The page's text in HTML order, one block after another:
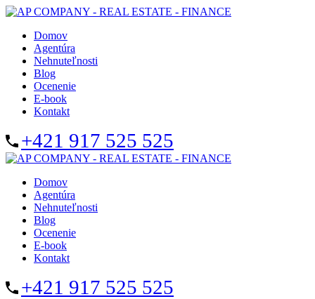
Domov
Agentúra
Nehnuteľnosti
Blog
Ocenenie
E-book
Kontakt
+421 917 525 525
Domov
Agentúra
Nehnuteľnosti
Blog
Ocenenie
E-book
Kontakt
+421 917 525 525